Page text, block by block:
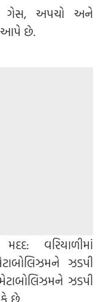
ગેસ, અપચો અને
આપે છે.
વરિયાળીમાં
ઝડપી
ઝડપી